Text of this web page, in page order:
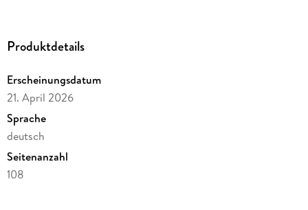
Produktdetails
Erscheinungsdatum
21. April 2026
Sprache
deutsch
Seitenanzahl
108